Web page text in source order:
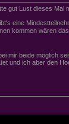
gut Lust dieses Mal
eine
kommen wären
mir beide möglich
und ich aber den